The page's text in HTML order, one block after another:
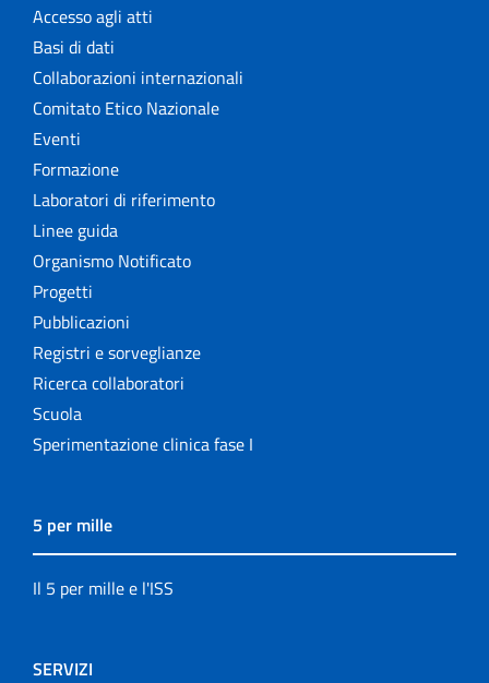
Accesso agli atti
Basi di dati
Collaborazioni internazionali
Comitato Etico Nazionale
Eventi
Formazione
Laboratori di riferimento
Linee guida
Organismo Notificato
Progetti
Pubblicazioni
Registri e sorveglianze
Ricerca collaboratori
Scuola
Sperimentazione clinica fase I
5 per mille
Il 5 per mille e l'ISS
SERVIZI